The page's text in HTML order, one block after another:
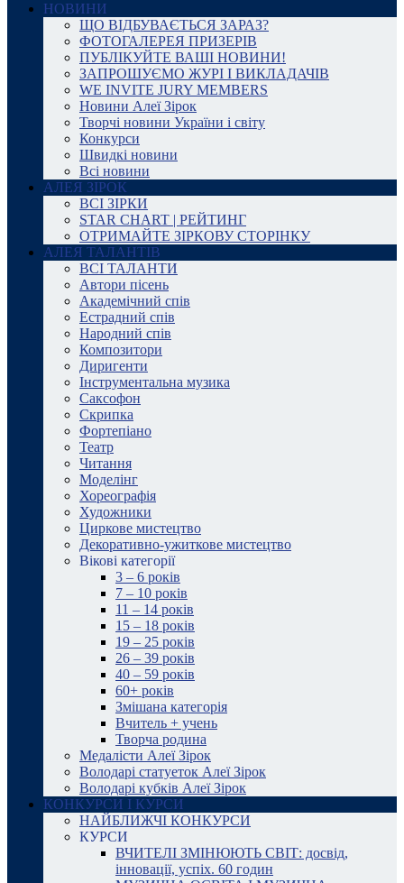
НОВИНИ
ЩО ВІДБУВАЄТЬСЯ ЗАРАЗ?
ФОТОГАЛЕРЕЯ ПРИЗЕРІВ
ПУБЛІКУЙТЕ ВАШІ НОВИНИ!
ЗАПРОШУЄМО ЖУРІ І ВИКЛАДАЧІВ
WE INVITE JURY MEMBERS
Новини Алеї Зірок
Творчі новини України і світу
Конкурси
Швидкі новини
Всі новини
АЛЕЯ ЗІРОК
ВСІ ЗІРКИ
STAR CHART | РЕЙТИНГ
ОТРИМАЙТЕ ЗІРКОВУ СТОРІНКУ
АЛЕЯ ТАЛАНТІВ
ВСІ ТАЛАНТИ
Автори пісень
Академічний спів
Естрадний спів
Народний спів
Композитори
Диригенти
Інструментальна музика
Саксофон
Скрипка
Фортепіано
Театр
Читання
Моделінг
Хореографія
Художники
Циркове мистецтво
Декоративно-ужиткове мистецтво
Вікові категорії
3 – 6 років
7 – 10 років
11 – 14 років
15 – 18 років
19 – 25 років
26 – 39 років
40 – 59 років
60+ років
Змішана категорія
Вчитель + учень
Творча родина
Медалісти Алеї Зірок
Володарі статуеток Алеї Зірок
Володарі кубків Алеї Зірок
КОНКУРСИ І КУРСИ
НАЙБЛИЖЧІ КОНКУРСИ
КУРСИ
ВЧИТЕЛІ ЗМІНЮЮТЬ СВІТ: досвід,
інновації, успіх. 60 годин